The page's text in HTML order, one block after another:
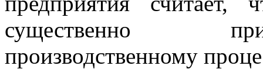
существенно
производственному